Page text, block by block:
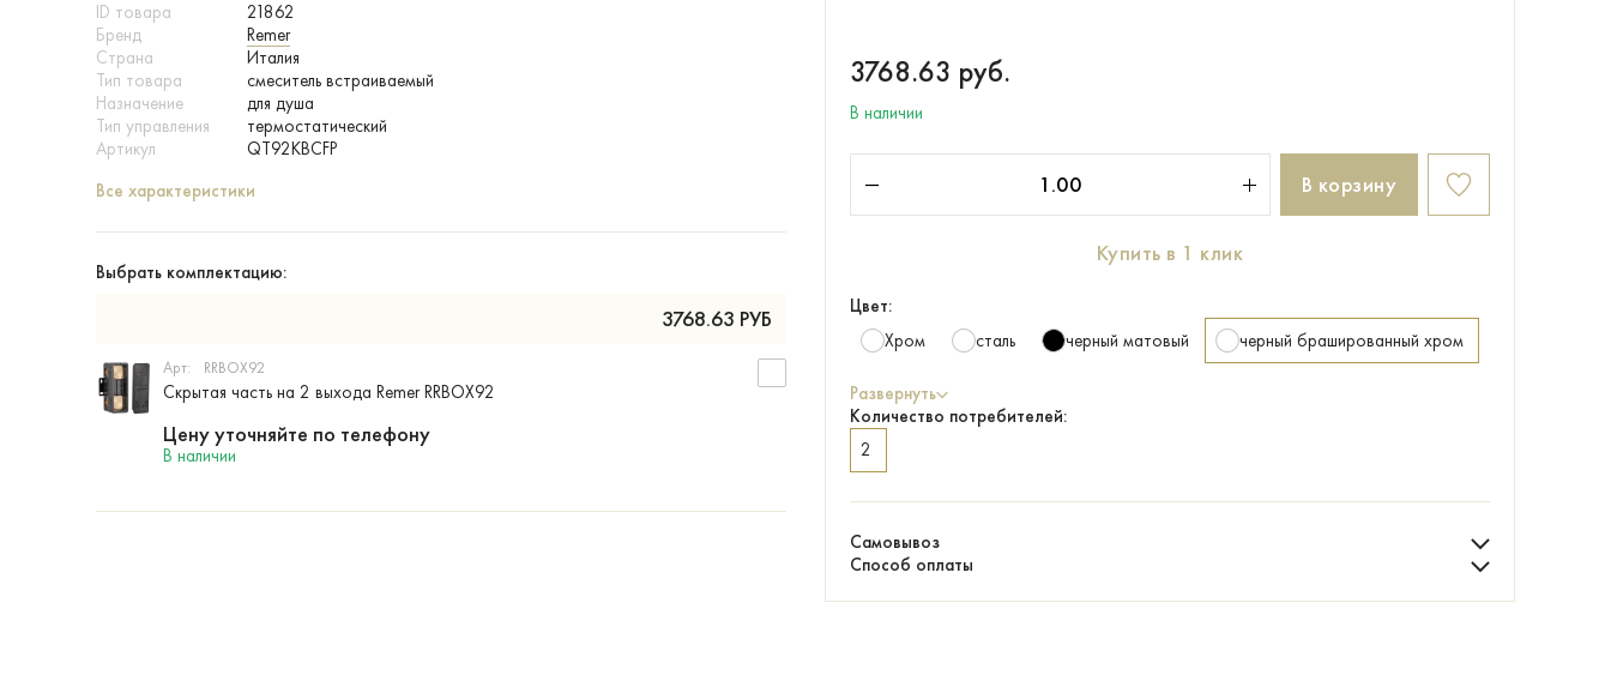
ID товара
21862
Бренд
Remer
Страна
Италия
Тип товара
смеситель встраиваемый
Назначение
для душа
Тип управления
термостатический
Артикул
QT92KBCFP
Все характеристики
Выбрать комплектацию:
3768.63 РУБ
Скрытая часть на 2 выхода Remer RRBOX92
Арт: RRBOX92
В наличии
Цену уточняйте по телефону
3768.63 руб.
В наличии
В корзину
Купить в 1 клик
Цвет:
Хром
сталь черный матовый черный брашированный хром
Развернуть
Количество потребителей:
2
Самовывоз
Способ оплаты